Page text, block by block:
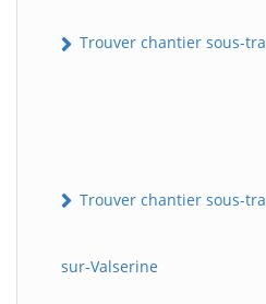
Trouver chantier sous-
Trouver chantier sous-
sur-Valserine